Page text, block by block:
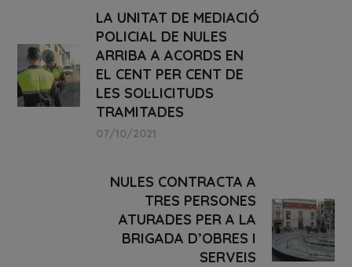
LA UNITAT DE MEDIACIÓ
POLICIAL DE NULES
ARRIBA A ACORDS EN
EL CENT PER CENT DE
LES SOL·LICITUDS
TRAMITADES
07/10/2021
NULES CONTRACTA A
TRES PERSONES
ATURADES PER A LA
BRIGADA D’OBRES I
SERVEIS